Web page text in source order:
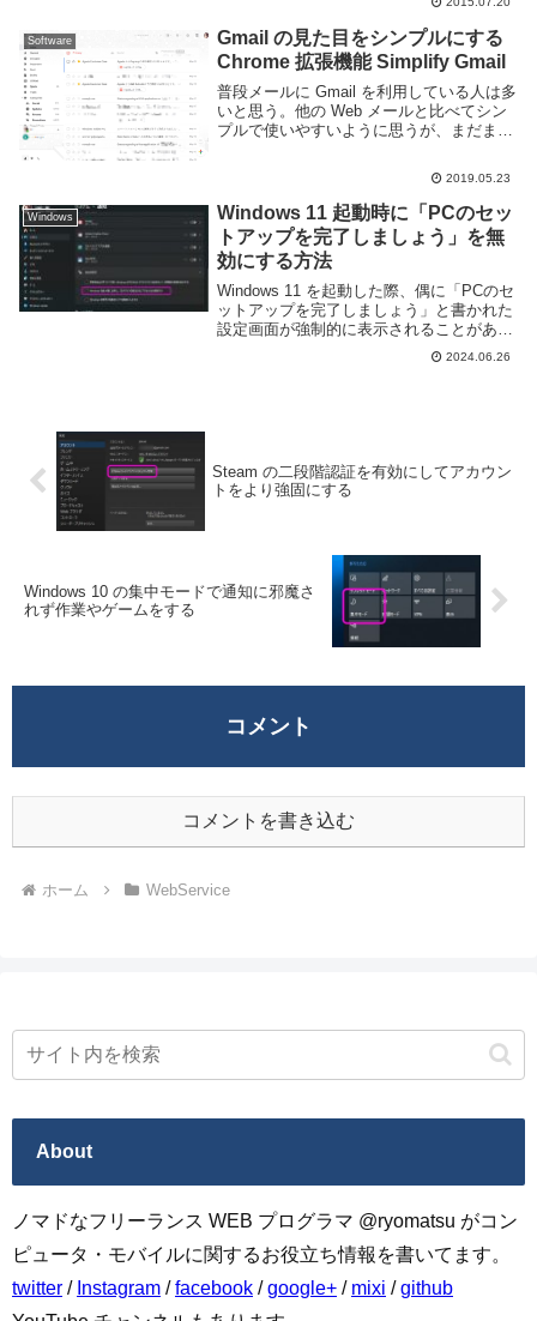
Software
Gmail の見た目をシンプルにする
Chrome 拡張機能 Simplify Gmail
普段メールに Gmail を利用している人は多
いと思う。他の Web メールと比べてシン
プルで使いやすいように思うが、まだまだ
2019.05.23
Windows
Windows 11 起動時に「PCのセッ
トアップを完了しましょう」を無
効にする方法
Windows 11 を起動した際、偶に「PCのセ
ットアップを完了しましょう」と書かれた
設定画面が強制的に表示されることがあ
る。この画面では OneDrive や Web ブラ
ウザーなどの設定変更を促してくるのだ
2024.06.26
Steam の二段階認証を有効にしてアカウン
トをより強固にする
Windows 10 の集中モードで通知に邪魔さ
れず作業やゲームをする
コメント
コメントを書き込む
ホーム WebService
About
ノマドなフリーランス WEB プログラマ @ryomatsu がコン
ピュータ・モバイルに関するお役立ち情報を書いてます。
twitter / Instagram /facebook /google+ / mixi /github